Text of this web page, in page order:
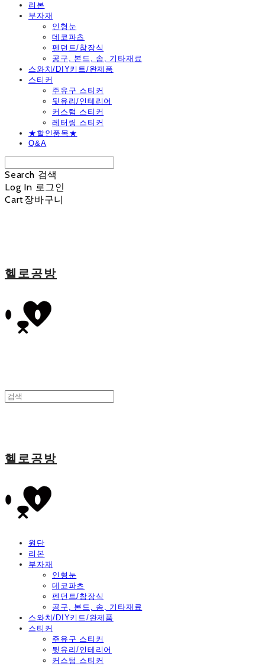
리본
부자재
인형눈
데코파츠
펜던트/참장식
공구, 본드, 솜, 기타재료
스와치/DIY키트/완제품
스티커
주유구 스티커
뒷유리/인테리어
커스텀 스티커
레터링 스티커
★할인품목★
Q&A
Search 검색
Log In 로그인
Cart장바구니
헬로공방
헬로공방
원단
리본
부자재
인형눈
데코파츠
펜던트/참장식
공구, 본드, 솜, 기타재료
스와치/DIY키트/완제품
스티커
주유구 스티커
뒷유리/인테리어
커스텀 스티커